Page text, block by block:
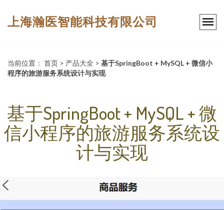
上海瀚医智能科技有限公司
当前位置： 首页 > 产品大全 > 基于SpringBoot + MySQL + 微信小
程序的旅游服务系统设计与实现
基于SpringBoot + MySQL + 微
信小程序的旅游服务系统设
计与实现